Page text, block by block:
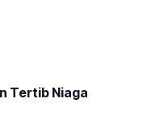
Tertib Niaga